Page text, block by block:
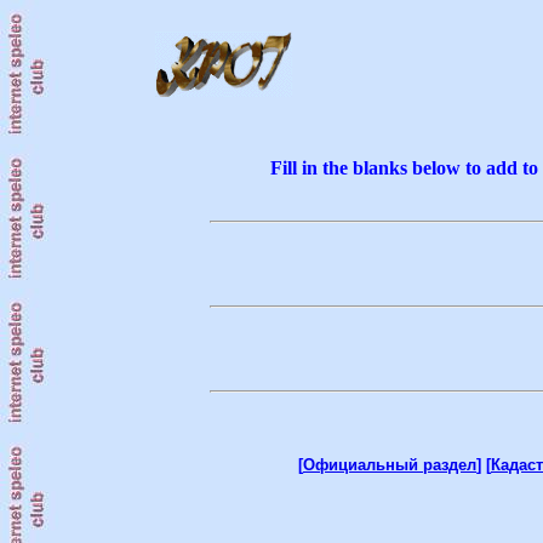
Fill in the blanks below to add
[Официальный раздел] [